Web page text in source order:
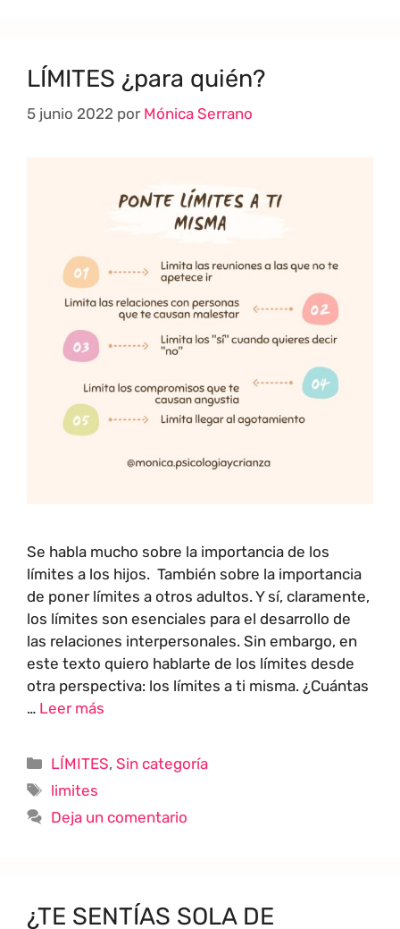
LÍMITES ¿para quién?
5 junio 2022 por Mónica Serrano
Se habla mucho sobre la importancia de los
límites a los hijos. También sobre la importancia
de poner límites a otros adultos. Y sí, claramente,
los límites son esenciales para el desarrollo de
las relaciones interpersonales. Sin embargo, en
este texto quiero hablarte de los límites desde
otra perspectiva: los límites a ti misma. ¿Cuántas
… Leer más
LÍMITES,Sin categoría
limites
Deja un comentario
¿TE SENTÍAS SOLA DE